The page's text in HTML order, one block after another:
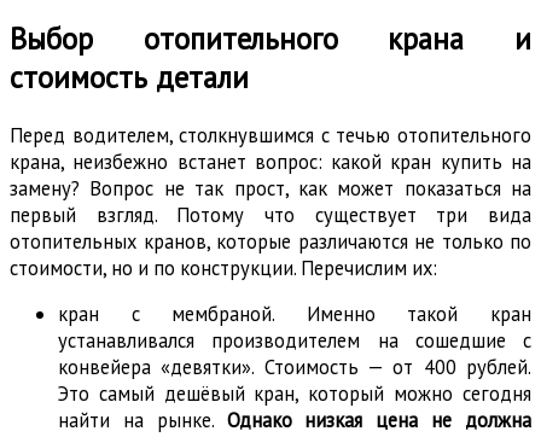
Выбор отопительного крана и
стоимость детали
Перед водителем, столкнувшимся с течью отопительного
крана, неизбежно встанет вопрос: какой кран купить на
замену? Вопрос не так прост, как может показаться на
первый взгляд. Потому что существует три вида
отопительных кранов, которые различаются не только по
стоимости, но и по конструкции. Перечислим их:
кран с мембраной. Именно такой кран
устанавливался производителем на сошедшие с
конвейера «девятки». Стоимость — от 400 рублей.
Это самый дешёвый кран, который можно сегодня
найти на рынке. Однако низкая цена не должна